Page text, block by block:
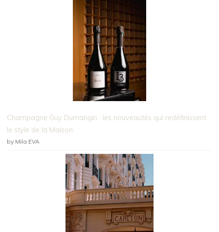
Champagne Guy Dumangin : les nouveautés qui redéfinissent
le style de la Maison
by Mila EVA